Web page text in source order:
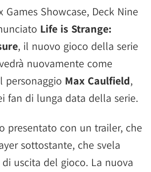
Games Showcase, Deck Nine
Life is Strange:
, il nuovo gioco della serie
nuovamente come
personaggio Max Caulfield,
fan di lunga data della serie.
presentato con un trailer, che
sottostante, che svela
uscita del gioco. La nuova